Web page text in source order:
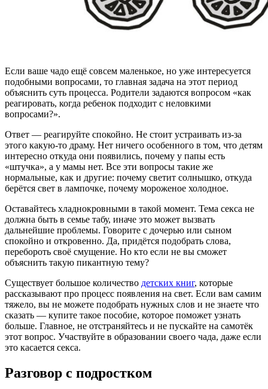
Если ваше чадо ещё совсем маленькое, но уже интересуется
подобными вопросами, то главная задача на этот период
объяснить суть процесса. Родители задаются вопросом «как
реагировать, когда ребенок подходит с неловкими
вопросами?».
Ответ — реагируйте спокойно. Не стоит устраивать из-за
этого какую-то драму. Нет ничего особенного в том, что детям
интересно откуда они появились, почему у папы есть
«штучка», а у мамы нет. Все эти вопросы такие же
нормальные, как и другие: почему светит солнышко, откуда
берётся свет в лампочке, почему мороженое холодное.
Оставайтесь хладнокровными в такой момент. Тема секса не
должна быть в семье табу, иначе это может вызвать
дальнейшие проблемы. Говорите с дочерью или сыном
спокойно и откровенно. Да, придётся подобрать слова,
перебороть своё смущение. Но кто если не вы сможет
объяснить такую пикантную тему?
Существует большое количество детских книг, которые
рассказывают про процесс появления на свет. Если вам самим
тяжело, вы не можете подобрать нужных слов и не знаете что
сказать — купите такое пособие, которое поможет узнать
больше. Главное, не отстраняйтесь и не пускайте на самотёк
этот вопрос. Участвуйте в образовании своего чада, даже если
это касается секса.
Разговор с подростком